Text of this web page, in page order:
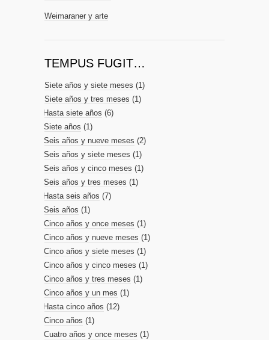
Weimaraner y arte
TEMPUS FUGIT…
Siete años y siete meses (1)
Siete años y tres meses (1)
Hasta siete años (6)
Siete años (1)
Seis años y nueve meses (2)
Seis años y siete meses (1)
Seis años y cinco meses (1)
Seis años y tres meses (1)
Hasta seis años (7)
Seis años (1)
Cinco años y once meses (1)
Cinco años y nueve meses (1)
Cinco años y siete meses (1)
Cinco años y cinco meses (1)
Cinco años y tres meses (1)
Cinco años y un mes (1)
Hasta cinco años (12)
Cinco años (1)
Cuatro años y once meses (1)